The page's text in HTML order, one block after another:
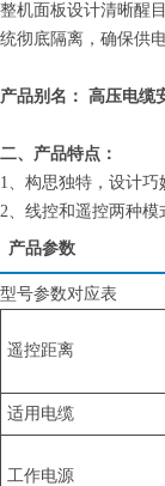
整机面板设计清晰醒
统彻底隔离，确保供电
产品别名： 高压电缆
二、产品特点：
1、构思独特，设计
2、线控和遥控两种模
产品参数
型号参数对应表
遥控距离
适用电缆
工作电源